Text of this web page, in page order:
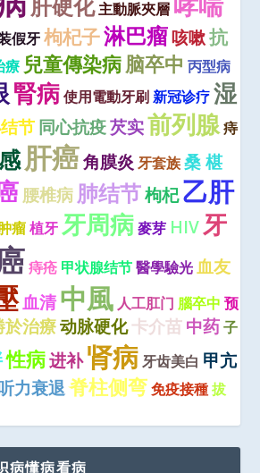
肝硬化主動脈夾層
假牙 枸杞子淋巴瘤咳嗽抗
療 兒童傳染病脑卒中 丙型病
腎病 使用電動牙刷 新冠诊疗 湿
节同心抗疫芡实前列腺痔
肝癌角膜炎 牙套族 桑 椹
腰椎病肺结节枸杞乙肝
瘤 植牙 牙周病 麥芽 HIV牙
痔疮 甲状腺结节 醫學驗光 血友
血清中風 人工肛门 腦卒中 预
於治療动脉硬化卡介苗中药 子
性病进补肾病 牙齿美白 甲亢
力衰退脊柱侧弯 免疫接種 拔
病懂病看病